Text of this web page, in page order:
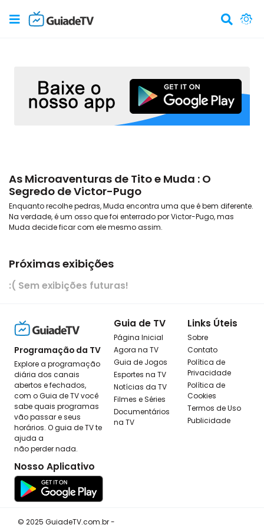
As Microaventuras de Tito e Muda : O
Segredo de Victor-Pugo
Enquanto recolhe pedras, Muda encontra uma que é bem diferente.
Na verdade, é um osso que foi enterrado por Victor-Pugo, mas
Muda decide ficar com ele mesmo assim.
Próximas exibições
:( Sem exibições futuras!
Programação da TV
Explore a programação
diária dos canais
abertos e fechados,
com o Guia de TV você
sabe quais programas
vão passar e seus
horários. O guia de TV te
ajuda a
não perder nada.
Nosso Aplicativo
Guia de TV
Página Inicial
Agora na TV
Guia de Jogos
Esportes na TV
Notícias da TV
Filmes e Séries
Documentários
na TV
Links Úteis
Sobre
Contato
Política de
Privacidade
Política de
Cookies
Termos de Uso
Publicidade
© 2025 GuiadeTV.com.br -